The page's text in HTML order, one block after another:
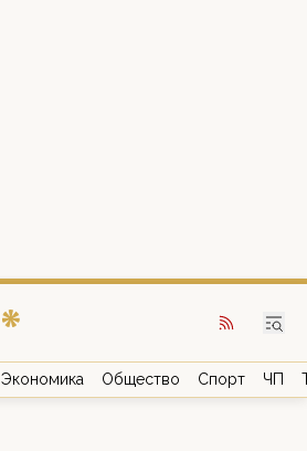
Экономика Общество Спорт ЧП